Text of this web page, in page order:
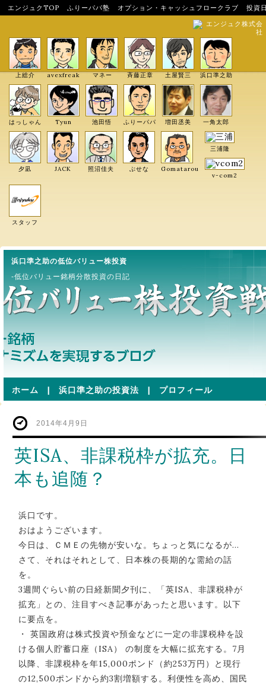
エンジュクTOP ふりーパパ塾 オプション・キャッシュフロークラブ
投資
エンジュク株式会
社
上総介 avexfreak マネー 斉藤正章 土屋賢三 浜口準之助
はっしゃん Tyun 池田悟 ふりーパパ 増田丞美 一角太郎
夕凪 JACK 照沼佳夫 ぶせな Gomatarou
三浦隆
v-com2
スタッフ
浜口準之助の低位バリュー株投資
-低位バリュー銘柄分散投資の日記
ホーム | 浜口準之助の投資法 | プロフィール
2014年4月9日
英ISA、非課税枠が拡充。日
本も追随？
浜口です。
おはようございます。
今日は、ＣＭＥの先物が安いな。ちょっと気になるが…
さて、それはそれとして、日本株の長期的な需給の話
を。
3週間ぐらい前の日経新聞夕刊に、「英ISA、非課税枠が
拡充」との、注目すべき記事があったと思います。以下
に要点を。
・ 英国政府は株式投資や預金などに一定の非課税枠を設
ける個人貯蓄口座（ISA） の制度を大幅に拡充する。7月
以降、非課税枠を年15,000ポンド（約253万円）と現行
の12,500ポンドから約3割増額する。利便性を高め、国民